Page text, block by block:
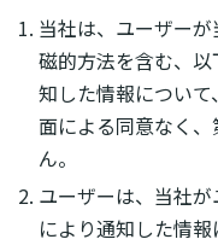
当社は、ユーザー
磁的方法を含む、
知した情報につい
面による同意なく
ん。
ユーザーは、当社
により通知した情